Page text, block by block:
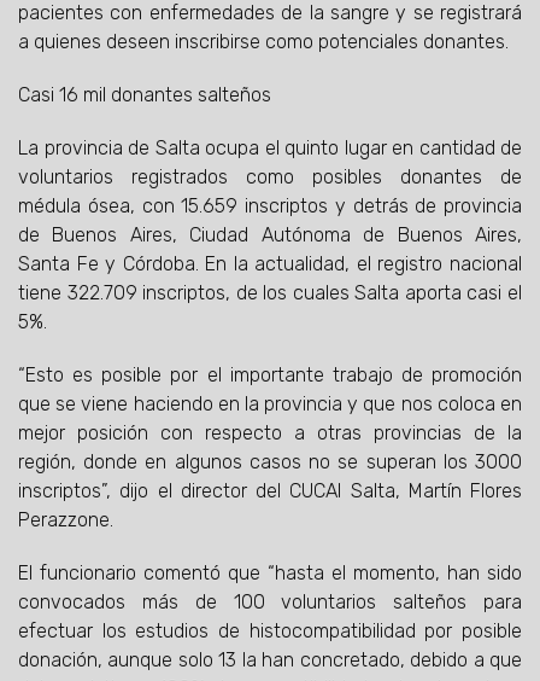
pacientes con enfermedades de la sangre y se registrará
a quienes deseen inscribirse como potenciales donantes.
Casi 16 mil donantes salteños
La provincia de Salta ocupa el quinto lugar en cantidad de
voluntarios registrados como posibles donantes de
médula ósea, con 15.659 inscriptos y detrás de provincia
de Buenos Aires, Ciudad Autónoma de Buenos Aires,
Santa Fe y Córdoba. En la actualidad, el registro nacional
tiene 322.709 inscriptos, de los cuales Salta aporta casi el
5%.
“Esto es posible por el importante trabajo de promoción
que se viene haciendo en la provincia y que nos coloca en
mejor posición con respecto a otras provincias de la
región, donde en algunos casos no se superan los 3000
inscriptos”, dijo el director del CUCAI Salta, Martín Flores
Perazzone.
El funcionario comentó que “hasta el momento, han sido
convocados más de 100 voluntarios salteños para
efectuar los estudios de histocompatibilidad por posible
donación, aunque solo 13 la han concretado, debido a que